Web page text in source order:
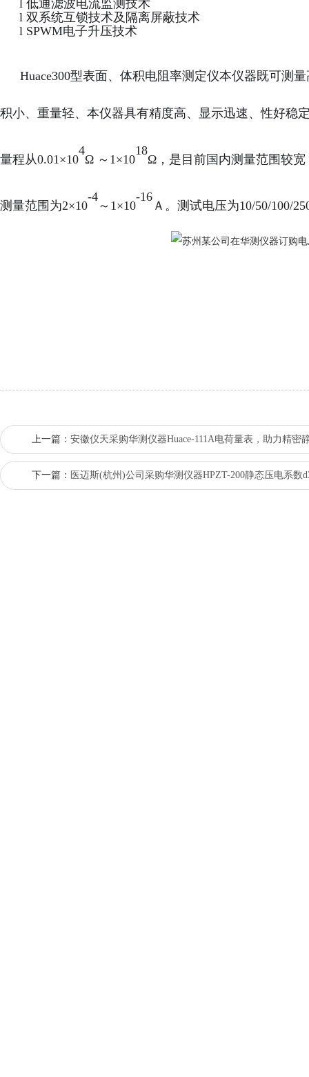
l 低通滤波电流监测技术
l 双系统互锁技术及隔离屏蔽技术
l SPWM电子升压技术
Huace300型表面、体积电阻率测定仪本仪器既可测
积小、重量轻、本仪器具有精度高、显示迅速、性好稳
量程从0.01×10
4
Ω ～1×10
18
Ω，是目前国内测量范围较
测量范围为2×10
-4
～1×10
-16
Ａ。测试电压为10/50/100/
上一篇： 安徽仪天采购华测仪器Huace-111A电荷量表，助力精密
下一篇： 医迈斯(杭州)公司采购华测仪器HPZT-200静态压电系数